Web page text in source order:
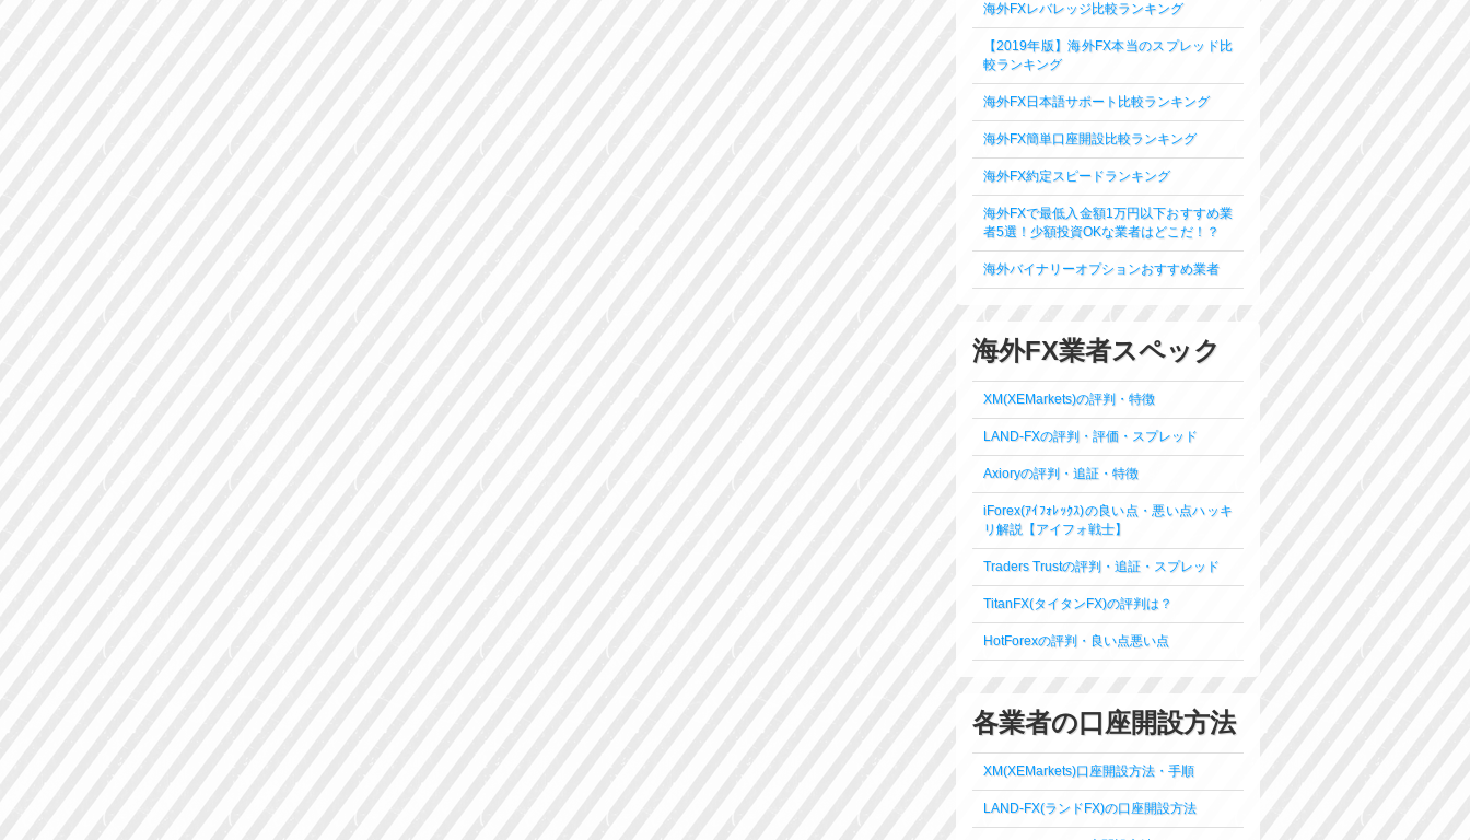
海外FXレバレッジ比較ランキング
【2019年版】海外FX本当のスプレッド比
較ランキング
海外FX日本語サポート比較ランキング
海外FX簡単口座開設比較ランキング
海外FX約定スピードランキング
海外FXで最低入金額1万円以下おすすめ業
者5選！少額投資OKな業者はどこだ！？
海外バイナリーオプションおすすめ業者
海外FX業者スペック
XM(XEMarkets)の評判・特徴
LAND-FXの評判・評価・スプレッド
Axioryの評判・追証・特徴
iForex(ｱｲﾌｫﾚｯｸｽ)の良い点・悪い点ハッキ
リ解説【アイフォ戦士】
Traders Trustの評判・追証・スプレッド
TitanFX(タイタンFX)の評判は？
HotForexの評判・良い点悪い点
各業者の口座開設方法
XM(XEMarkets)口座開設方法・手順
LAND-FX(ランドFX)の口座開設方法